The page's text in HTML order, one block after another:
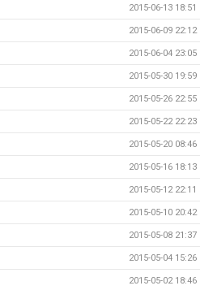
2015-06-13 18:51
2015-06-09 22:12
2015-06-04 23:05
2015-05-30 19:59
2015-05-26 22:55
2015-05-22 22:23
2015-05-20 08:46
2015-05-16 18:13
2015-05-12 22:11
2015-05-10 20:42
2015-05-08 21:37
2015-05-04 15:26
2015-05-02 18:46